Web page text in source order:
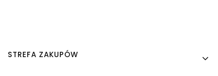
Linki w stopce
STREFA ZAKUPÓW